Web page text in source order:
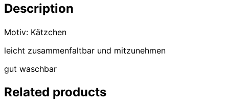
Description
Motiv: Kätzchen
leicht zusammenfaltbar und mitzunehmen
gut waschbar
Related products